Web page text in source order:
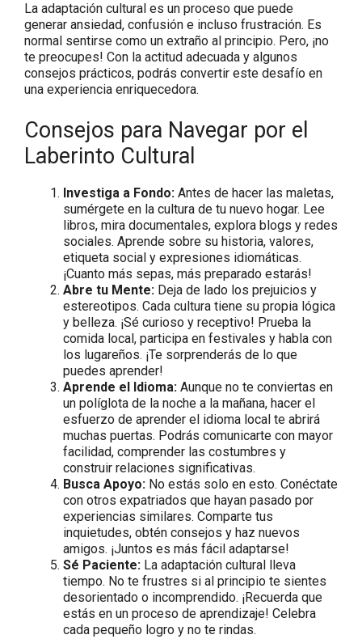
La adaptación cultural es un proceso que puede
generar ansiedad, confusión e incluso frustración. Es
normal sentirse como un extraño al principio. Pero, ¡no
te preocupes! Con la actitud adecuada y algunos
consejos prácticos, podrás convertir este desafío en
una experiencia enriquecedora.
Consejos para Navegar por el
Laberinto Cultural
Investiga a Fondo: Antes de hacer las maletas,
sumérgete en la cultura de tu nuevo hogar. Lee
libros, mira documentales, explora blogs y redes
sociales. Aprende sobre su historia, valores,
etiqueta social y expresiones idiomáticas.
¡Cuanto más sepas, más preparado estarás!
Abre tu Mente: Deja de lado los prejuicios y
estereotipos. Cada cultura tiene su propia lógica
y belleza. ¡Sé curioso y receptivo! Prueba la
comida local, participa en festivales y habla con
los lugareños. ¡Te sorprenderás de lo que
puedes aprender!
Aprende el Idioma: Aunque no te conviertas en
un políglota de la noche a la mañana, hacer el
esfuerzo de aprender el idioma local te abrirá
muchas puertas. Podrás comunicarte con mayor
facilidad, comprender las costumbres y
construir relaciones significativas.
Busca Apoyo: No estás solo en esto. Conéctate
con otros expatriados que hayan pasado por
experiencias similares. Comparte tus
inquietudes, obtén consejos y haz nuevos
amigos. ¡Juntos es más fácil adaptarse!
Sé Paciente: La adaptación cultural lleva
tiempo. No te frustres si al principio te sientes
desorientado o incomprendido. ¡Recuerda que
estás en un proceso de aprendizaje! Celebra
cada pequeño logro y no te rindas.